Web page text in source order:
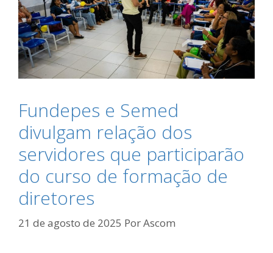
Fundepes e Semed
divulgam relação dos
servidores que participarão
do curso de formação de
diretores
21 de agosto de 2025 PorAscom